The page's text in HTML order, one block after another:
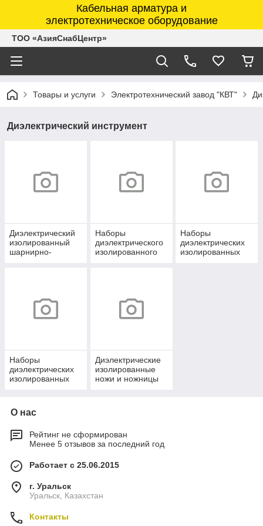
Кабельная арматура и
электротехническое оборудование
ТОО «АзияСнабЦентр»
Товары и услуги Электротехнический завод "КВТ"
Диэлектрический инструмент
Диэлектрический
изолированный
шарнирно-
Наборы
диэлектрического
изолированного
Наборы
диэлектрических
изолированных
Наборы
диэлектрических
изолированных
Диэлектрические
изолированные
ножи и ножницы
О нас
Рейтинг не сформирован
Менее 5 отзывов за последний год
Работает с 25.06.2015
г. Уральск
Уральск, Казахстан
Контакты